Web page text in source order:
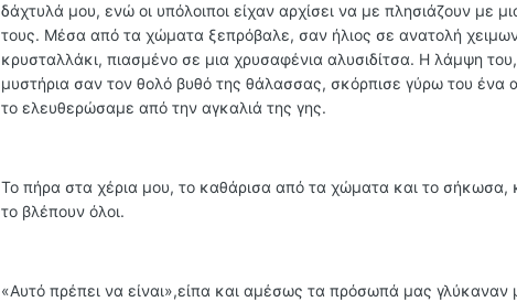
δάχτυλά μου, ενώ οι υπόλοιποι είχαν αρχίσει να με πλησιάζουν με
τους. Μέσα από τα χώματα ξεπρόβαλε, σαν ήλιος σε ανατολή
κρυσταλλάκι, πιασμένο σε μια χρυσαφένια αλυσιδίτσα. Η λάμψη
μυστήρια σαν τον θολό βυθό της θάλασσας, σκόρπισε γύρω του ένα
το ελευθερώσαμε από την αγκαλιά της γης.
Το πήρα στα χέρια μου, το καθάρισα από τα χώματα και το
το βλέπουν όλοι.
«Αυτό πρέπει να είναι»,είπα και αμέσως τα πρόσωπά μας